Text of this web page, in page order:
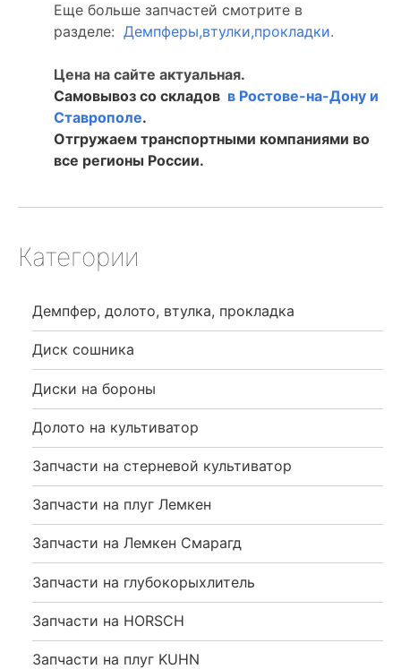
Еще больше запчастей смотрите в
разделе: Демпферы,втулки,прокладки.
Цена на сайте актуальная.
Самовывоз со складов в Ростове-на-Дону и
Ставрополе.
Отгружаем транспортными компаниями во
все регионы России.
Категории
Демпфер, долото, втулка, прокладка
Диск сошника
Диски на бороны
Долото на культиватор
Запчасти на стерневой культиватор
Запчасти на плуг Лемкен
Запчасти на Лемкен Смарагд
Запчасти на глубокорыхлитель
Запчасти на HORSCH
Запчасти на плуг KUHN